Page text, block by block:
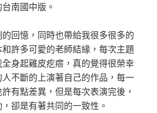
南國中版。
回憶，同時也帶給我很多很多的
許多可愛的老師結緣，每次主題
身起雞皮疙瘩，真的覺得很榮幸
不斷的上演著自己的作品，每一
有點差異，但是每次表演完後，
卻是有著共同的一致性。